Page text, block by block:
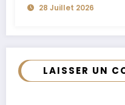
28 Juillet 2026
LAISSER UN